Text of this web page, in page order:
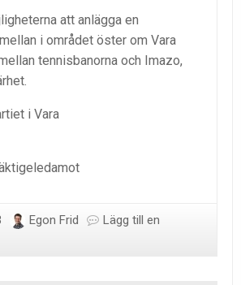
att anlägga en
i området öster om Vara
tennisbanorna och Imazo,
i Vara
Egon Frid
Lägg till en